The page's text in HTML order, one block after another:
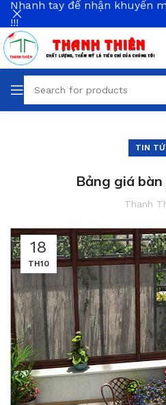
TIN
Bảng giá
Thanh
18
TH10
Nhanh tay để nhận khuyến
!!!